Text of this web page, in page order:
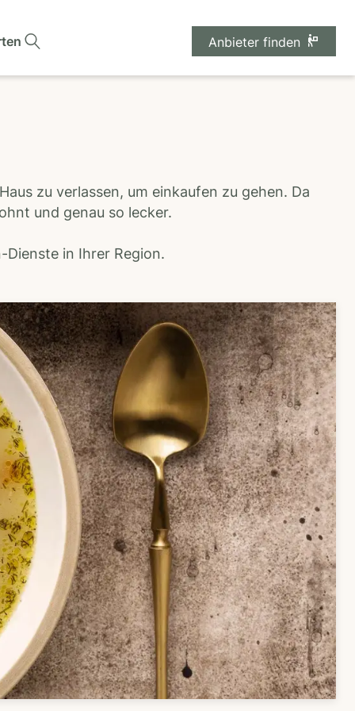
Anbieter finden
zu verlassen, um einkaufen zu gehen. Da
und genau so lecker.
Dienste in Ihrer Region.